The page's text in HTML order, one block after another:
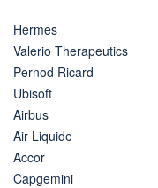
Hermes
Valerio Therapeutics
Pernod Ricard
Ubisoft
Airbus
Air Liquide
Accor
Capgemini